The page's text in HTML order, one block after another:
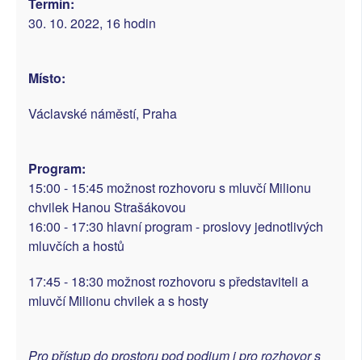
Termín:
30. 10. 2022, 16 hodin
Místo:
Václavské náměstí, Praha
Program:
15:00 - 15:45 možnost rozhovoru s mluvčí Milionu
chvilek Hanou Strašákovou
16:00 - 17:30 hlavní program - proslovy jednotlivých
mluvčích a hostů
17:45 - 18:30 možnost rozhovoru s představiteli a
mluvčí Milionu chvilek a s hosty
Pro přístup do prostoru pod podium i pro rozhovor s